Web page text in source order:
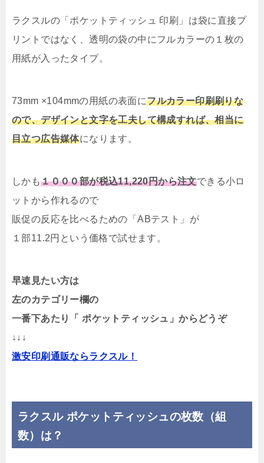
ラクスルの「ポケットティッシュ 印刷」は袋に直接プ
リントではなく、透明の袋の中にフルカラーの１枚の
用紙が入ったタイプ。
73mm ×104mmの用紙の表面にフルカラー印刷刷りな
ので、デザインと文字を工夫して構成すれば、相当に
目立つ広告媒体になります。
しかも１０００部が税込11,220円から注文できる小ロ
ットから作れるので
販促の反応を比べるための「ABテスト」が
１部11.2円という価格で試せます。
早速見たい方は
左のカテゴリー欄の
一番下あたり「 ポケットティッシュ」からどうぞ
↓↓↓
激安印刷通販ならラクスル！
ラクスル ポケットティッシュの枚数（組
数）は？